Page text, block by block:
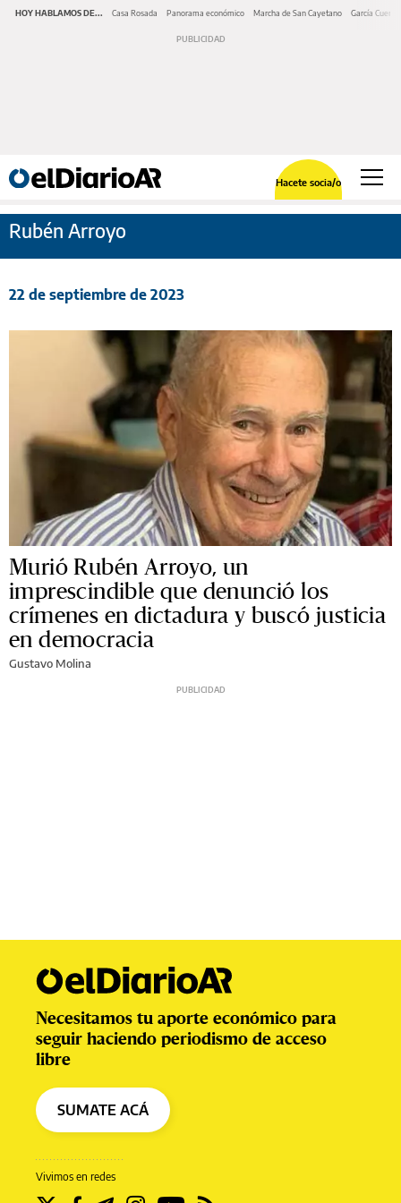
HOY HABLAMOS DE... Casa Rosada Panorama económico Marcha de San Cayetano García Cuerva
Hacete socia/o
Rubén Arroyo
22 de septiembre de 2023
Murió Rubén Arroyo, un
imprescindible que denunció los
crímenes en dictadura y buscó justicia
en democracia
Gustavo Molina
Vivimos en redes
Necesitamos tu aporte económico para
seguir haciendo periodismo de acceso
libre
SUMATE ACÁ